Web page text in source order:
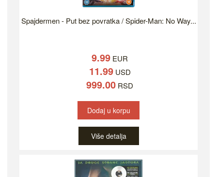
Spajdermen - Put bez povratka / Spider-Man: No Way...
9.99 EUR
11.99USD
999.00 RSD
Dodaj u korpu
Više detalja